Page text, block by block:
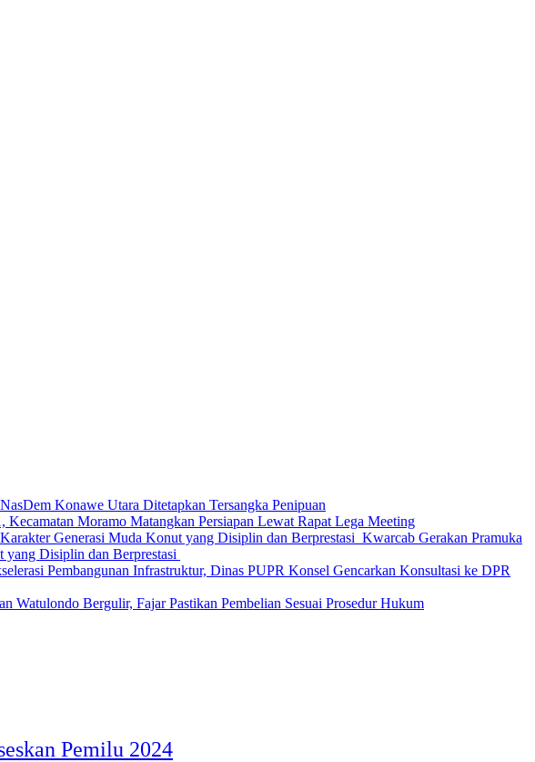
Konawe Utara Ditetapkan Tersangka Penipuan
Kecamatan Moramo Matangkan Persiapan Lewat Rapat Lega Meeting
‎Kwarcab Gerakan Pramuka
Disiplin dan Berprestasi
Pembangunan Infrastruktur, Dinas PUPR Konsel Gencarkan Konsultasi ke DPR
Watulondo Bergulir, Fajar Pastikan Pembelian Sesuai Prosedur Hukum
Pemilu 2024